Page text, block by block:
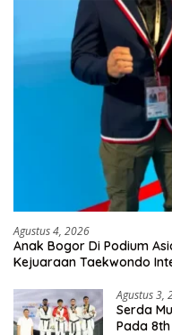
Agustus 4, 2026
Anak Bogor Di Podium
Kejuaraan Taekwondo
Agustus 3,
Serda
Pada